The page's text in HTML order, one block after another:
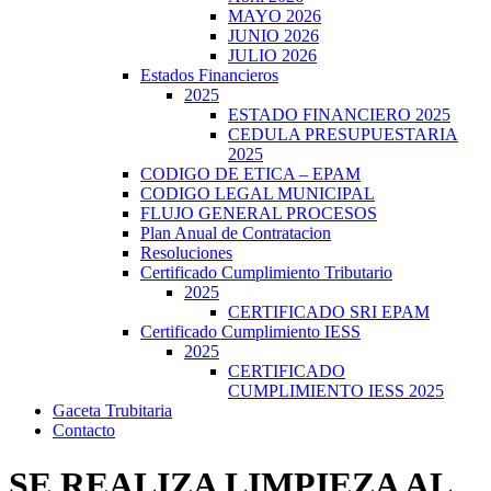
MAYO 2026
JUNIO 2026
JULIO 2026
Estados Financieros
2025
ESTADO FINANCIERO 2025
CEDULA PRESUPUESTARIA
2025
CODIGO DE ETICA – EPAM
CODIGO LEGAL MUNICIPAL
FLUJO GENERAL PROCESOS
Plan Anual de Contratacion
Resoluciones
Certificado Cumplimiento Tributario
2025
CERTIFICADO SRI EPAM
Certificado Cumplimiento IESS
2025
CERTIFICADO
CUMPLIMIENTO IESS 2025
Gaceta Trubitaria
Contacto